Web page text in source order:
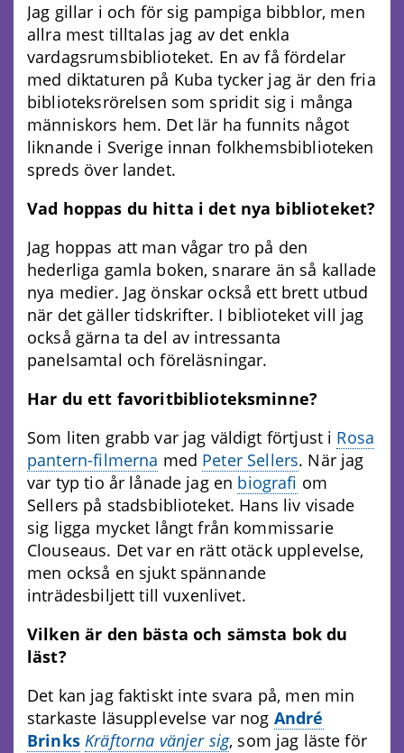
Jag gillar i och för sig pampiga bibblor, men
allra mest tilltalas jag av det enkla
vardagsrumsbiblioteket. En av få fördelar
med diktaturen på Kuba tycker jag är den fria
biblioteksrörelsen som spridit sig i många
människors hem. Det lär ha funnits något
liknande i Sverige innan folkhemsbiblioteken
spreds över landet.
Vad hoppas du hitta i det nya biblioteket?
Jag hoppas att man vågar tro på den
hederliga gamla boken, snarare än så kallade
nya medier. Jag önskar också ett brett utbud
när det gäller tidskrifter. I biblioteket vill jag
också gärna ta del av intressanta
panelsamtal och föreläsningar.
Har du ett favoritbiblioteksminne?
Som liten grabb var jag väldigt förtjust i Rosa
pantern-filmerna med Peter Sellers. När jag
var typ tio år lånade jag en biografi om
Sellers på stadsbiblioteket. Hans liv visade
sig ligga mycket långt från kommissarie
Clouseaus. Det var en rätt otäck upplevelse,
men också en sjukt spännande
inträdesbiljett till vuxenlivet.
Vilken är den bästa och sämsta bok du
läst?
Det kan jag faktiskt inte svara på, men min
starkaste läsupplevelse var nog André
Brinks Kräftorna vänjer sig, som jag läste för